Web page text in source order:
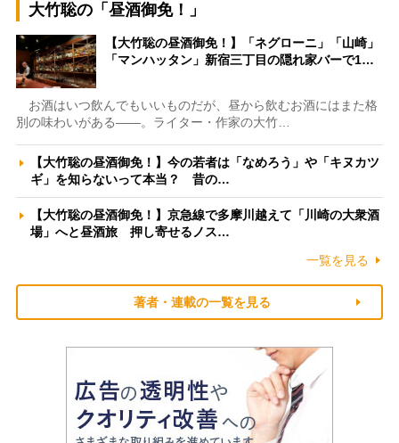
大竹聡の「昼酒御免！」
【大竹聡の昼酒御免！】「ネグローニ」「山崎」
「マンハッタン」新宿三丁目の隠れ家バーで1…
お酒はいつ飲んでもいいものだが、昼から飲むお酒にはまた格
別の味わいがある――。ライター・作家の大竹…
【大竹聡の昼酒御免！】今の若者は「なめろう」や「キヌカツ
ギ」を知らないって本当？ 昔の…
【大竹聡の昼酒御免！】京急線で多摩川越えて「川崎の大衆酒
場」へと昼酒旅 押し寄せるノス…
一覧を見る
著者・連載の一覧を見る